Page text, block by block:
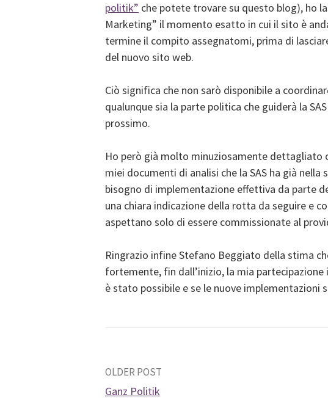
politik” che potete trovare su questo blog), ho
Marketing” il momento esatto in cui il sito è
termine il compito assegnatomi, prima di
del nuovo sito web.
Ciò significa che non sarò disponibile a
qualunque sia la parte politica che guiderà la
prossimo.
Ho però già molto minuziosamente dettagliato
miei documenti di analisi che la SAS ha già nella
bisogno di implementazione effettiva da parte
una chiara indicazione della rotta da seguire e
aspettano solo di essere commissionate al
Ringrazio infine Stefano Beggiato della stima
fortemente, fin dall’inizio, la mia
è stato possibile e se le nuove implementazioni
Post
OLDER POST
Ganz Politik